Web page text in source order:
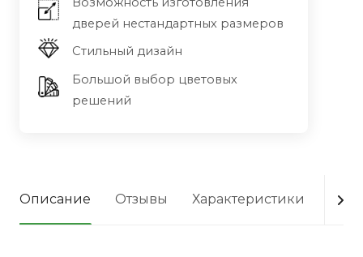
дверей нестандартных размеров
Стильный дизайн
Большой выбор цветовых
решений
Описание Отзывы Характеристики